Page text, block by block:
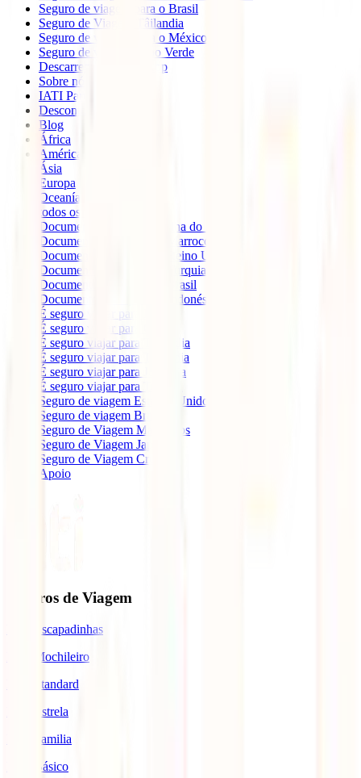
Seguro de viagem para o Brasil
Seguro de Viagem Tâilandia
Seguro de viagem para o México
Seguro de viagem Cabo Verde
Descarregue a nossa App
Sobre nós
IATI Partners
Desconto IATI
Blog
África
América
Ásia
Europa
Oceanía
todos os blogs
Documentos e requisitos Ilha do Sal
Documentos e requisitos Marrocos
Documentos e requisitos Reino Unido
Documentos e requisitos Turquia
Documentos e requisitos Brasil
Documentos e requisitos Indonésia
É seguro viajar para Egito
É seguro viajar para Cuba
É seguro viajar para Tailândia
É seguro viajar para Tanzânia
É seguro viajar para Jordânia
É seguro viajar para Turquia
Seguro de viagem Estados Unidos
Seguro de viagem Brasil
Seguro de Viagem Marruecos
Seguro de Viagem Japão
Seguro de Viagem Cruzeiro
Apoio
Seguros de Viagem
IATI Escapadinhas
IATI Mochileiro
IATI Standard
IATI Estrela
IATI Familia
IATI Básico